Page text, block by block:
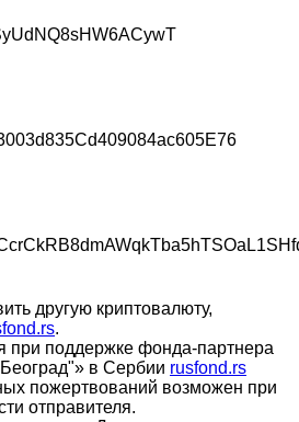
другую криптовалюту,
.
при поддержке фонда-партнера
в Сербии rusfond.rs
пожертвований возможен при
отправителя.